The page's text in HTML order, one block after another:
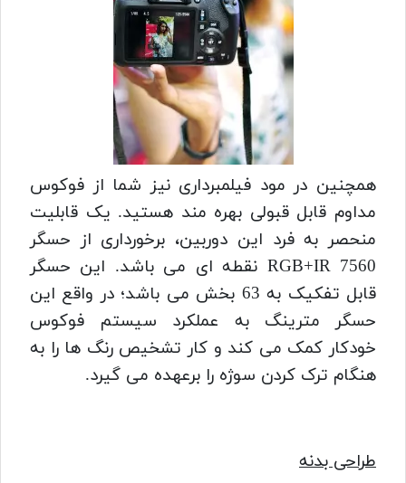
همچنین در مود فیلمبرداری نیز شما از فوکوس
مداوم قابل قبولی بهره مند هستید. یک قابلیت
منحصر به فرد این دوربین، برخورداری از حسگر
RGB+IR 7560 نقطه ای می باشد. این حسگر
قابل تفکیک به 63 بخش می باشد؛ در واقع این
حسگر مترینگ به عملکرد سیستم فوکوس
خودکار کمک می کند و کار تشخیص رنگ ها را به
هنگام ترک کردن سوژه را برعهده می گیرد.
طراحی بدنه